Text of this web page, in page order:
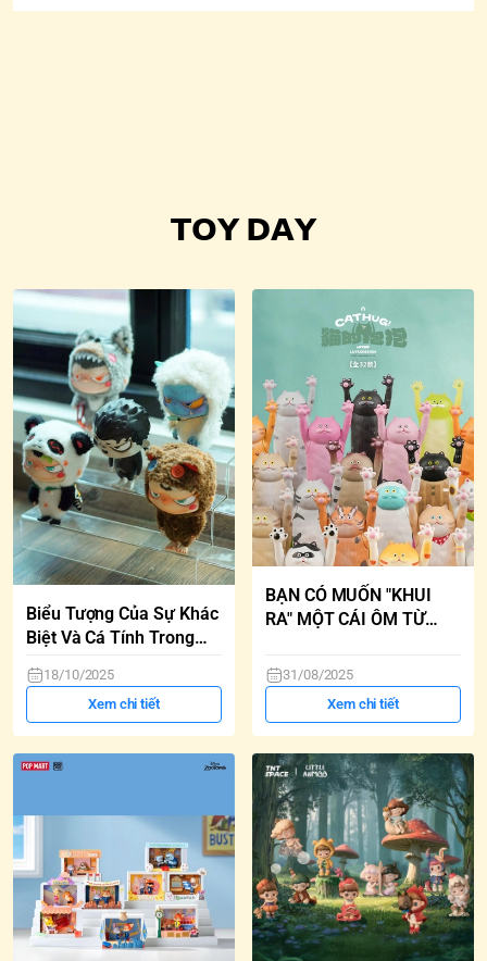
𝗧𝗢𝗬 𝗗𝗔𝗬
Biểu Tượng Của Sự Khác
Biệt Và Cá Tính Trong
18/10/2025
Xem chi tiết
BẠN CÓ MUỐN "KHUI
RA" MỘT CÁI ÔM TỪ
31/08/2025
Xem chi tiết